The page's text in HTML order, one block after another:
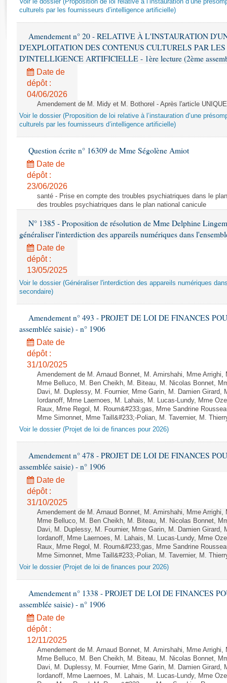
Rapports d'enquête
Rapports législatifs
Baromètre de l’application des lois
Dossiers législatifs
Budget et sécurité sociale
Questions écrites et orales
Comptes rendus des débats
Voir le dossier (Proposition de loi relative à l’instauration d’une
culturels par les fournisseurs d’intelligence artificielle)
Amendement n° 20 - RELATIVE À L'INSTAURATION
D'EXPLOITATION DES CONTENUS CULTURELS PAR LES
D'INTELLIGENCE ARTIFICIELLE - 1ère lecture (2ème
Date de
dépôt :
04/06/2026
Amendement de M. Midy et M. Bothorel - Après l'article
Voir le dossier (Proposition de loi relative à l’instauration d’une
culturels par les fournisseurs d’intelligence artificielle)
Question écrite n° 16309 de Mme Ségolène Amiot
Date de
dépôt :
23/06/2026
santé - Prise en compte des troubles psychiatriques dans le
des troubles psychiatriques dans le plan national canicule
N° 1385 - Proposition de résolution de Mme Delphine
généraliser l'interdiction des appareils numériques dans
Date de
dépôt :
13/05/2025
Voir le dossier (Généraliser l'interdiction des appareils numériques
secondaire)
Amendement n° 493 - PROJET DE LOI DE FINANCES
assemblée saisie) - n° 1906
Date de
dépôt :
31/10/2025
Amendement de M. Arnaud Bonnet, M. Amirshahi, Mme
Mme Belluco, M. Ben Cheikh, M. Biteau, M. Nicolas Bonnet,
Davi, M. Duplessy, M. Fournier, Mme Garin, M. Damien Girard,
Iordanoff, Mme Laernoes, M. Lahais, M. Lucas-Lundy, Mme
Raux, Mme Regol, M. Roum&#233;gas, Mme Sandrine
Mme Simonnet, Mme Taill&#233;-Polian, M. Tavernier, M.
Voir le dossier (Projet de loi de finances pour 2026)
Amendement n° 478 - PROJET DE LOI DE FINANCES
assemblée saisie) - n° 1906
Date de
dépôt :
31/10/2025
Amendement de M. Arnaud Bonnet, M. Amirshahi, Mme
Mme Belluco, M. Ben Cheikh, M. Biteau, M. Nicolas Bonnet,
Davi, M. Duplessy, M. Fournier, Mme Garin, M. Damien Girard,
Iordanoff, Mme Laernoes, M. Lahais, M. Lucas-Lundy, Mme
Raux, Mme Regol, M. Roum&#233;gas, Mme Sandrine
Mme Simonnet, Mme Taill&#233;-Polian, M. Tavernier, M.
Voir le dossier (Projet de loi de finances pour 2026)
Amendement n° 1338 - PROJET DE LOI DE FINANCES
assemblée saisie) - n° 1906
Date de
dépôt :
12/11/2025
Amendement de M. Arnaud Bonnet, M. Amirshahi, Mme
Mme Belluco, M. Ben Cheikh, M. Biteau, M. Nicolas Bonnet,
Davi, M. Duplessy, M. Fournier, Mme Garin, M. Damien Girard,
Iordanoff, Mme Laernoes, M. Lahais, M. Lucas-Lundy, Mme